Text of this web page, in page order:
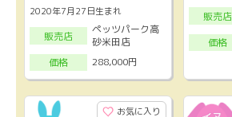
2020年7月27日生まれ
販売店
ペッツパーク高
砂米田店
価格
288,000円
販売店
価格
お気に入り